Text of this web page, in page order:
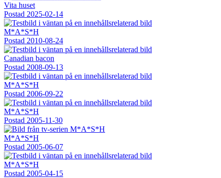
Vita huset
Postad 2025-02-14
M*A*S*H
Postad 2010-08-24
Canadian bacon
Postad 2008-09-13
M*A*S*H
Postad 2006-09-22
M*A*S*H
Postad 2005-11-30
M*A*S*H
Postad 2005-06-07
M*A*S*H
Postad 2005-04-15